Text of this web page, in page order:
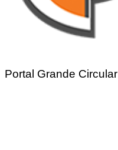
Portal Grande Circular